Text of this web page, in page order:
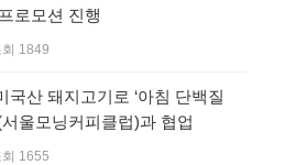
로모션 진행
회 1849
국산 돼지고기로 ‘아침 단백질
울모닝커피클럽)과 협업
회 1655